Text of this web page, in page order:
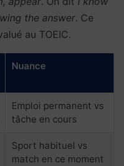
the answer. Ce
au TOEIC.
Nuance
Emploi permanent vs
tâche en cours
Sport habituel vs
match en ce moment